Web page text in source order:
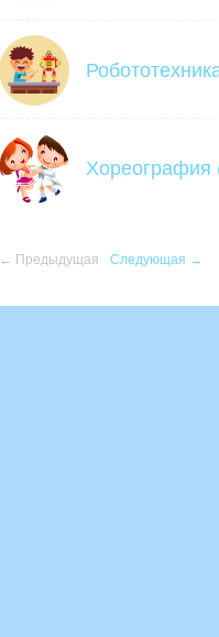
Хореография
← Предыдущая Следующая →